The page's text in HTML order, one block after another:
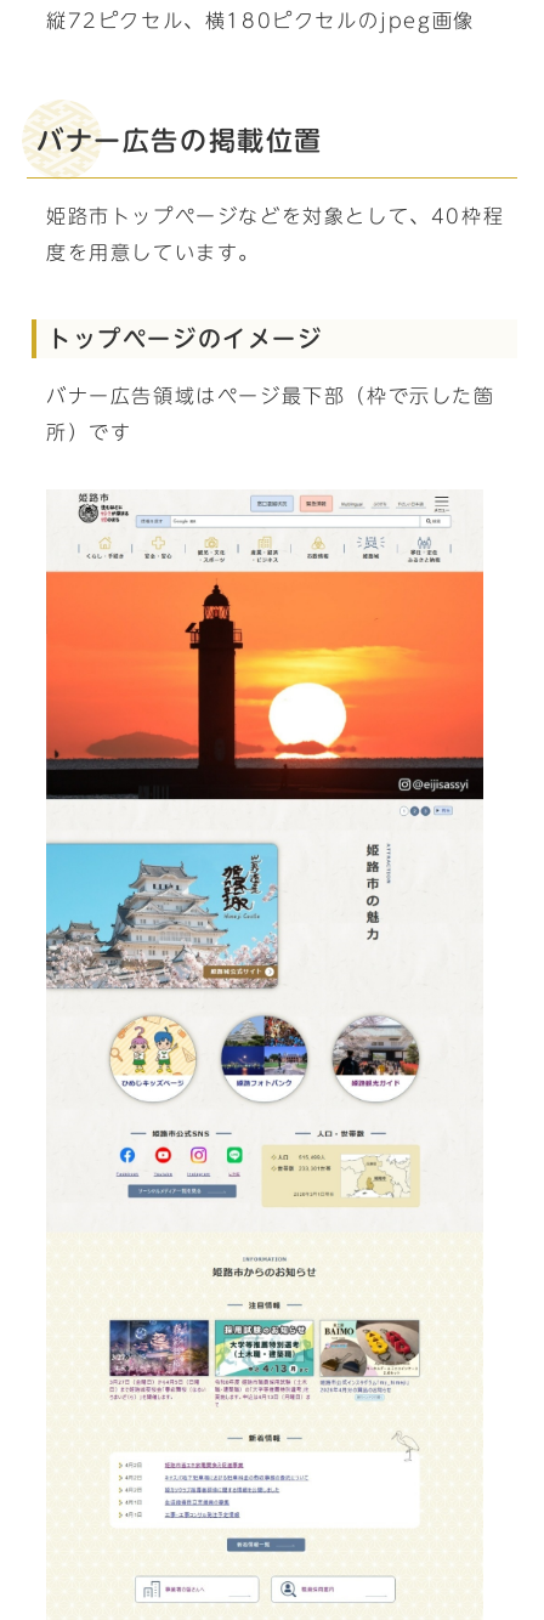
縦72ピクセル、横180ピクセルのjpeg画像
バナー広告の掲載位置
姫路市トップページなどを対象として、40枠程
度を用意しています。
トップページのイメージ
バナー広告領域はページ最下部（枠で示した箇
所）です